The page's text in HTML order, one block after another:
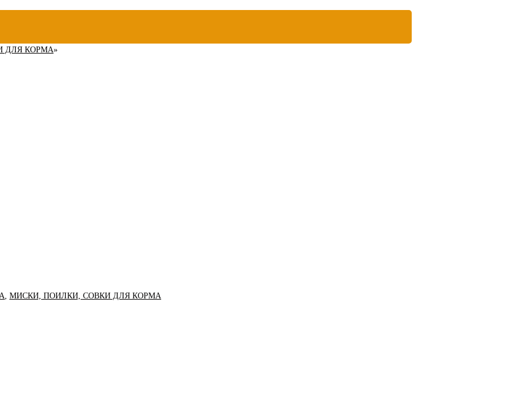
ДЛЯ КОРМА»
, МИСКИ, ПОИЛКИ, СОВКИ ДЛЯ КОРМА